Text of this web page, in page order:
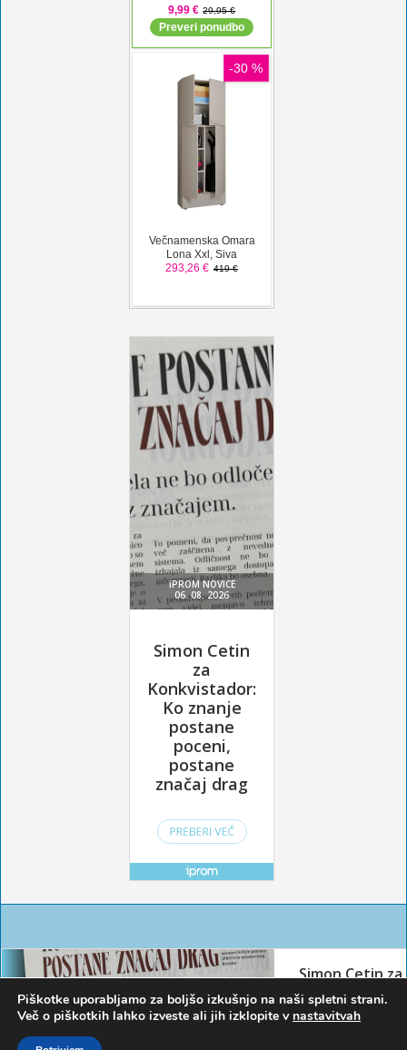
Piškotke uporabljamo za boljšo izkušnjo na naši spletni strani.
Več o piškotkih lahko izveste ali jih izklopite v nastavitvah